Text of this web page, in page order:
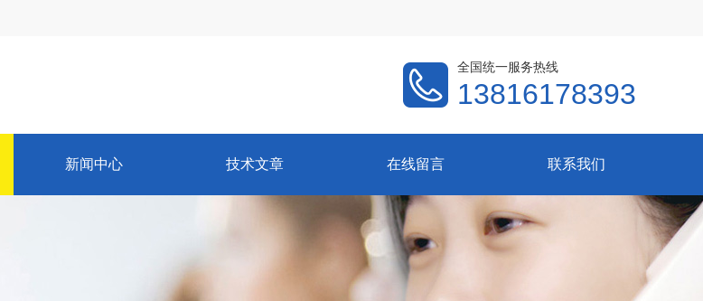
全国统一服务热线
13816178393
新闻中心 技术文章 在线留言 联系我们